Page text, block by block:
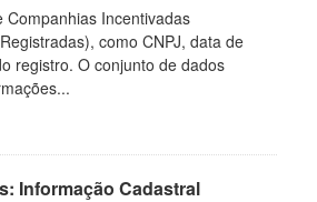
Companhias Incentivadas
como CNPJ, data de
registro. O conjunto de dados
Informação Cadastral